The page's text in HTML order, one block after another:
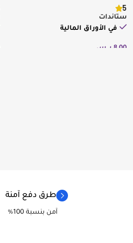
5
ستاندات
في الأوراق المالية
8,00 ر.س
طرق دفع آمنة
آمن بنسبة 100%